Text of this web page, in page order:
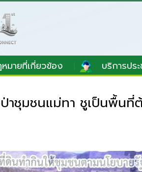
มายที่เกี่ยวข้อง บริการปร
าชุมชนแม่ทา ชูเป็นพื้น